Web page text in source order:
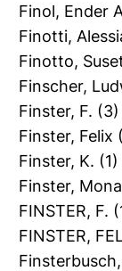
Finol, Ender
Finotti,
Finotto,
Finscher,
Finster, F. (3)
Finster, Felix
Finster, K. (1)
Finster, Mona
FINSTER, F.
FINSTER,